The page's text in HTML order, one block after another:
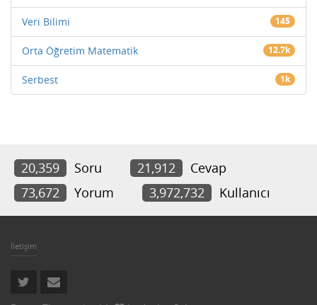
Veri Bilimi 145
Orta Öğretim Matematik 12.7k
Serbest 1k
20,359 Soru 21,912
Cevap
73,672
Yorum 3,972,732 Kullanıcı
İletişim